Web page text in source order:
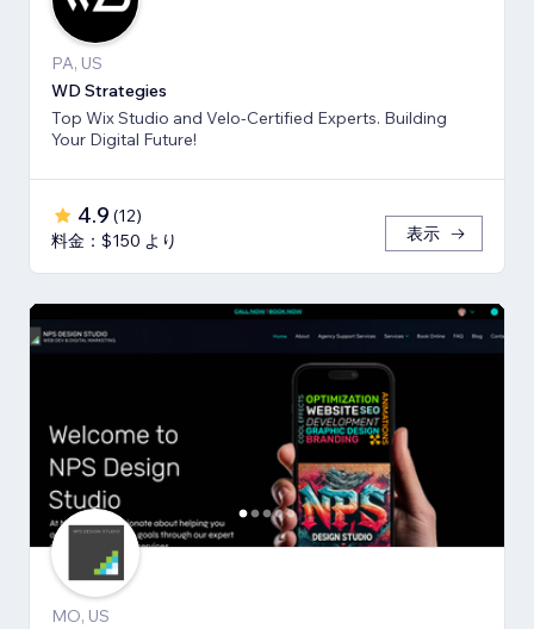
PA, US
WD Strategies
Top Wix Studio and Velo-Certified Experts. Building
Your Digital Future!
4.9 (12)
料金：$150 より
表示
MO, US